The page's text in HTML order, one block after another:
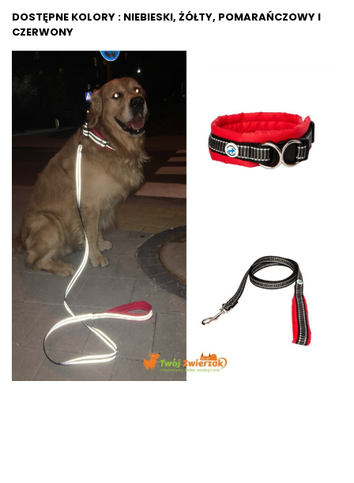
DOSTĘPNE KOLORY : NIEBIESKI, ŻÓŁTY, POMARAŃCZOWY I
CZERWONY